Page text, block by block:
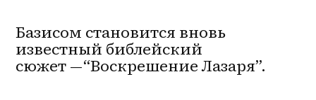
Базисом становится вновь
известный библейский
сюжет — “Воскрешение Лазаря”.